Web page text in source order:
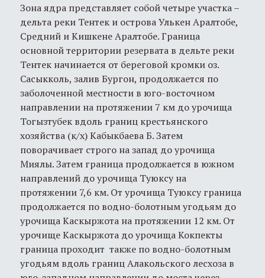
Зона ядра представляет собой четыре участка –
дельта реки Тентек и острова Улькен Аралтобе,
Средний и Кишкене Аралтобе. Граница
основной территории резервата в дельте реки
Тентек начинается от береговой кромки оз.
Сасыкколь, залив Бургон, продолжается по
заболоченной местности в юго-восточном
направлении на протяжении 7 км до урочища
Тогызтубек вдоль границ крестьянского
хозяйства (к/х) Кабыкбаева Б. Затем
поворачивает строго на запад до урочища
Миялы. Затем граница продолжается в южном
направлений до урочища Туюксу на
протяжении 7,6 км. От урочища Туюксу граница
продолжается по водно-болотным угодьям до
урочища Каскыржота на протяжении 12 км. От
урочище Каскыржота до урочища Кокпекты
граница проходит также по водно-болотным
угодьям вдоль границ Алакольского лесхоза в